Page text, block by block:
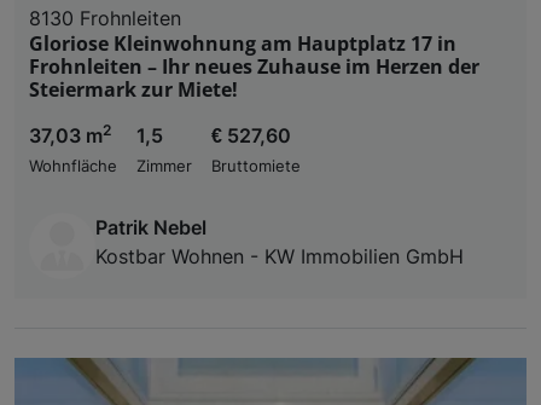
8130 Frohnleiten
Gloriose Kleinwohnung am Hauptplatz 17 in
Frohnleiten – Ihr neues Zuhause im Herzen der
Steiermark zur Miete!
37,03 m2
Wohnfläche
1,5
Zimmer
€ 527,60
Bruttomiete
Patrik Nebel
Kostbar Wohnen - KW Immobilien GmbH